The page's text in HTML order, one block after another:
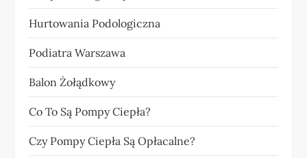
Hurtowania Podologiczna
Podiatra Warszawa
Balon Żołądkowy
Co To Są Pompy Ciepła?
Czy Pompy Ciepła Są Opłacalne?